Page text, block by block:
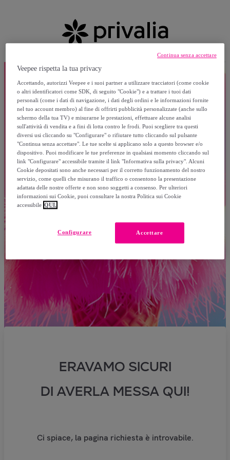
ERAVAMO SICURI
DI AVERLA MESSA QUI!
Ci spiace, la pagina richiesta è introvabile.
Veepee rispetta la tua privacy
Accettando, autorizzi Veepee e i suoi partner a utilizzare tracciatori (come cookie
o altri identificatori come SDK, di seguito "Cookie") e a trattare i tuoi dati
personali (come i dati di navigazione, i dati degli ordini e le informazioni fornite
nel tuo account membro) al fine di offrirti pubblicità personalizzate (anche sullo
schermo della tua TV) e misurarne le prestazioni, effettuare alcune analisi
sull'attività di vendita e a fini di lotta contro le frodi. Puoi scegliere tra questi
diversi usi cliccando su "Configurare" o rifiutare tutto cliccando sul pulsante
"Continua senza accettare". Le tue scelte si applicano solo a questo browser e/o
dispositivo. Puoi modificare le tue preferenze in qualsiasi momento cliccando sul
link "Configurare" accessibile tramite il link "Informativa sulla privacy". Alcuni
Cookie depositati sono anche necessari per il corretto funzionamento del nostro
servizio, come quelli che misurano il traffico o consentono la presentazione
adattata delle nostre offerte e non sono soggetti a consenso. Per ulteriori
informazioni sui Cookie, puoi consultare la nostra Politica sui Cookie
accessibile QUI.
Accettare
Configurare
Continua senza accettare